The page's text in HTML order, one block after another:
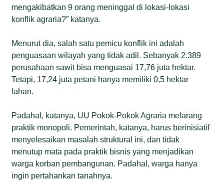
mengakibatkan 9 orang meninggal di lokasi-lokasi
konflik agraria?” katanya.
Menurut dia, salah satu pemicu konflik ini adalah
penguasaan wilayah yang tidak adil. Sebanyak 2.389
perusahaan sawit bisa menguasai 17,76 juta hektar.
Tetapi, 17,24 juta petani hanya memiliki 0,5 hektar
lahan.
Padahal, katanya, UU Pokok-Pokok Agraria melarang
praktik monopoli. Pemerintah, katanya, harus berinisiatif
menyelesaikan masalah struktural ini, dan tidak
menutup mata pada praktik bisnis yang menjadikan
warga korban pembangunan. Padahal, warga hanya
ingin pertahankan tanahnya.